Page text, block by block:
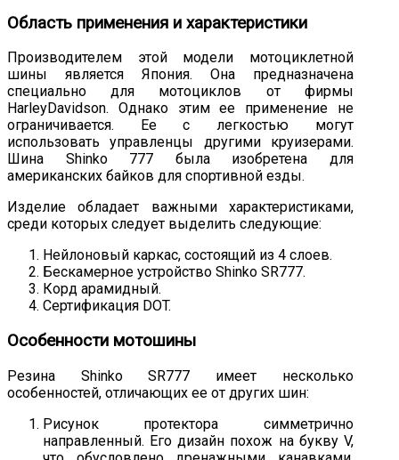
Область применения и характеристики
Производителем этой модели мотоциклетной
шины является Япония. Она предназначена
специально для мотоциклов от фирмы
HarleyDavidson. Однако этим ее применение не
ограничивается. Ее с легкостью могут
использовать управленцы другими круизерами.
Шина Shinko 777 была изобретена для
американских байков для спортивной езды.
Изделие обладает важными характеристиками,
среди которых следует выделить следующие:
Нейлоновый каркас, состоящий из 4 слоев.
Бескамерное устройство Shinko SR777.
Корд арамидный.
Сертификация DOT.
Особенности мотошины
Резина Shinko SR777 имеет несколько
особенностей, отличающих ее от других шин:
Рисунок протектора симметрично
направленный. Его дизайн похож на букву V,